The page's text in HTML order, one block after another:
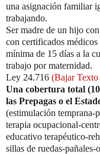
una asignación familiar
trabajando.
Ser madre de un hijo
con certificados
mínima de 15 días a la
trabajo por maternidad.
Ley 24.716 (Bajar
Una cobertura total
las Prepagas o el
(estimulación
terapia ocupacional-
educativo terapéutico-
sillas de ruedas-